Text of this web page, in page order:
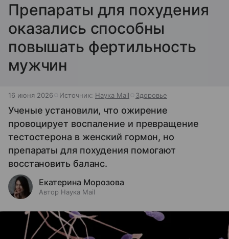
Препараты для похудения
оказались способны
повышать фертильность
мужчин
16 июня 2026 Источник: Наука Mail Здоровье
Ученые установили, что ожирение
провоцирует воспаление и превращение
тестостерона в женский гормон, но
препараты для похудения помогают
восстановить баланс.
Екатерина Морозова
Автор Наука Mail